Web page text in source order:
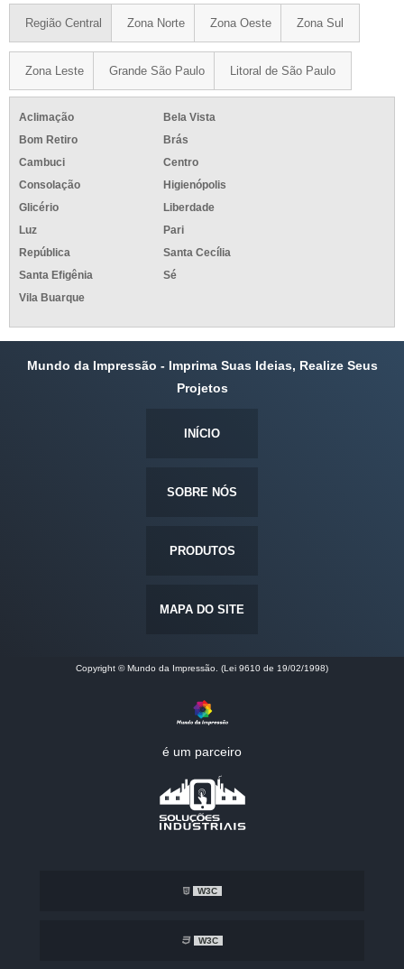
Região Central Zona Norte Zona Oeste Zona Sul
Zona Leste Grande São Paulo Litoral de São Paulo
Aclimação
Bela Vista
Bom Retiro
Brás
Cambuci
Centro
Consolação
Higienópolis
Glicério
Liberdade
Luz
Pari
República
Santa Cecília
Santa Efigênia
Sé
Vila Buarque
Mundo da Impressão - Imprima Suas Ideias, Realize Seus
Projetos
INÍCIO
SOBRE NÓS
PRODUTOS
MAPA DO SITE
Copyright © Mundo da Impressão. (Lei 9610 de 19/02/1998)
é um parceiro
W3C
W3C